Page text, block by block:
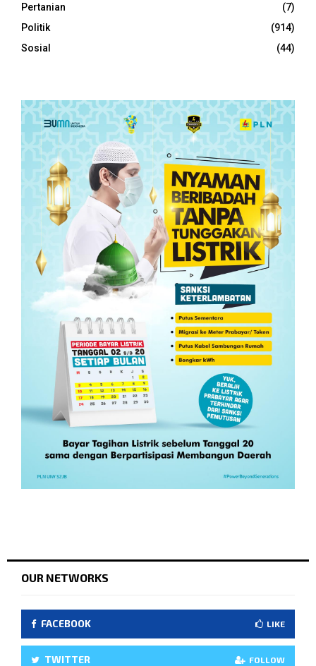
Pertanian
(7)
Politik
(914)
Sosial
(44)
OUR NETWORKS
FACEBOOK LIKE
TWITTER FOLLOW